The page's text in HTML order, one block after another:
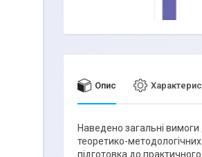
Опис
Наведено загальні
теоретико-методологічних
підготовка до